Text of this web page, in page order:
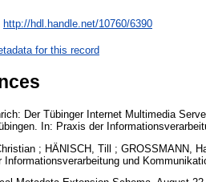
http://hdl.handle.net/10760/6390
for this record
Der Tübinger Internet Multimedia
In: Praxis der
; HÄNISCH, Till ; GROSSMANN,
Informationsverarbeitung und